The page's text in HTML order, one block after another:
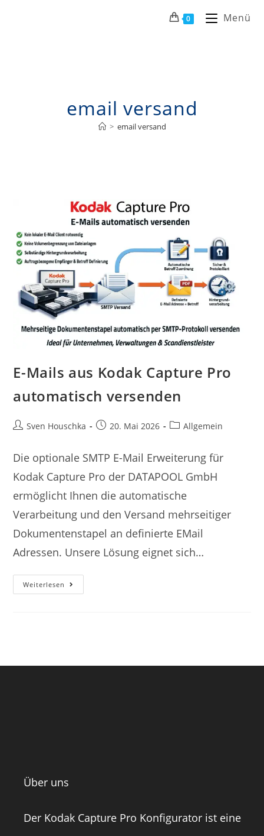
0 Menü
email versand
> email versand
E-Mails aus Kodak Capture Pro
automatisch versenden
Sven Houschka 20. Mai 2026 Allgemein
Die optionale SMTP E-Mail Erweiterung für
Kodak Capture Pro der DATAPOOL GmbH
ermöglicht Ihnen die automatische
Verarbeitung und den Versand mehrseitiger
Dokumentenstapel an definierte EMail
Adressen. Unsere Lösung eignet sich…
Weiterlesen
Über uns
Der Kodak Capture Pro Konfigurator ist eine